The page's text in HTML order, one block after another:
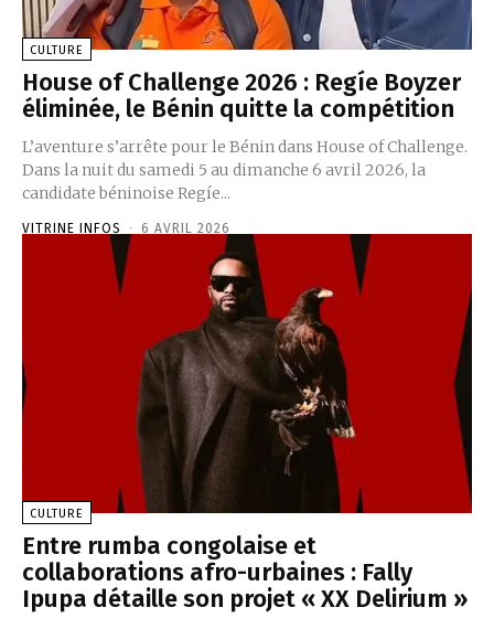
CULTURE
House of Challenge 2026 : Regíe Boyzer
éliminée, le Bénin quitte la compétition
L’aventure s’arrête pour le Bénin dans House of Challenge.
Dans la nuit du samedi 5 au dimanche 6 avril 2026, la
candidate béninoise Regíe...
VITRINE INFOS - 6 AVRIL 2026
CULTURE
Entre rumba congolaise et
collaborations afro-urbaines : Fally
Ipupa détaille son projet « XX Delirium »